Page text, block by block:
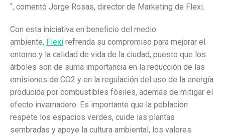
“, comentó Jorge Rosas, director de Marketing de Flexi.
Con esta iniciativa en beneficio del medio
ambiente, Flexi refrenda su compromiso para mejorar el
entorno y la calidad de vida de la ciudad, puesto que los
árboles son de suma importancia en la reducción de las
emisiones de CO2 y en la regulación del uso de la energía
producida por combustibles fósiles, además de mitigar el
efecto invernadero. Es importante que la población
respete los espacios verdes, cuide las plantas
sembradas y apoye la cultura ambiental, los valores